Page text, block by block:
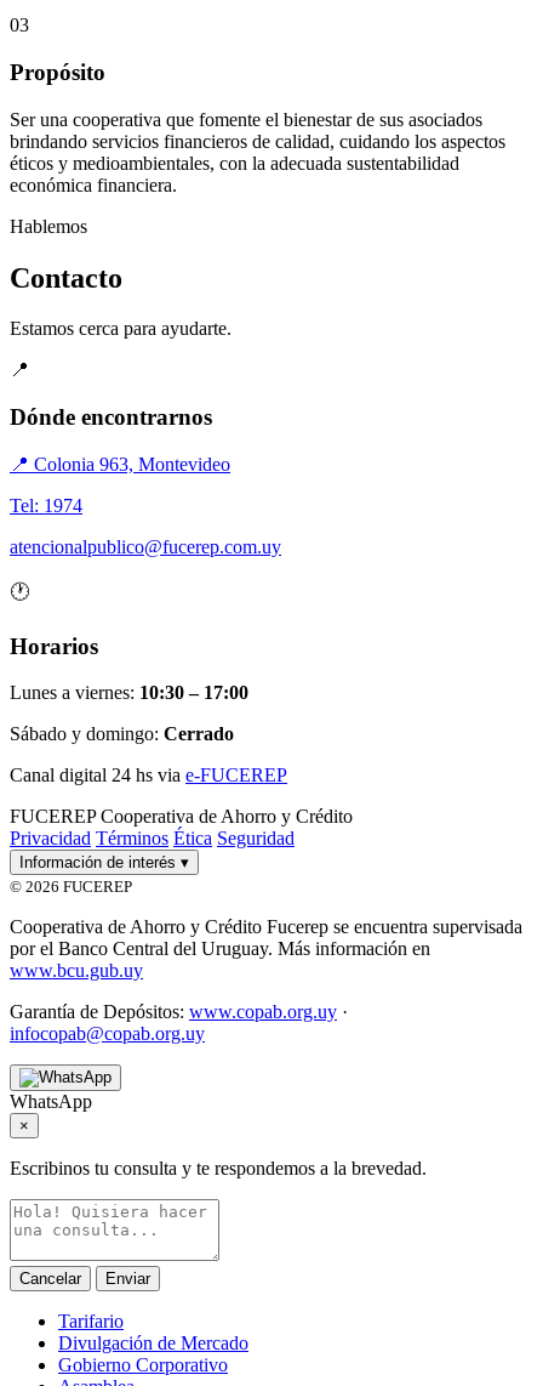
03
Propósito
Ser una cooperativa que fomente el bienestar de sus asociados
brindando servicios financieros de calidad, cuidando los aspectos
éticos y medioambientales, con la adecuada sustentabilidad
económica financiera.
Hablemos
Contacto
Estamos cerca para ayudarte.
📍
Dónde encontrarnos
📍 Colonia 963, Montevideo
Tel: 1974
atencionalpublico@fucerep.com.uy
🕐
Horarios
Lunes a viernes: 10:30 – 17:00
Sábado y domingo: Cerrado
Canal digital 24 hs via e-FUCEREP
FUCEREP Cooperativa de Ahorro y Crédito
Privacidad Términos Ética Seguridad
Información de interés ▾
© 2026 FUCEREP
Cooperativa de Ahorro y Crédito Fucerep se encuentra supervisada
por el Banco Central del Uruguay. Más información en
www.bcu.gub.uy
Garantía de Depósitos: www.copab.org.uy ·
infocopab@copab.org.uy
WhatsApp
×
Escribinos tu consulta y te respondemos a la brevedad.
Cancelar Enviar
Tarifario
Divulgación de Mercado
Gobierno Corporativo